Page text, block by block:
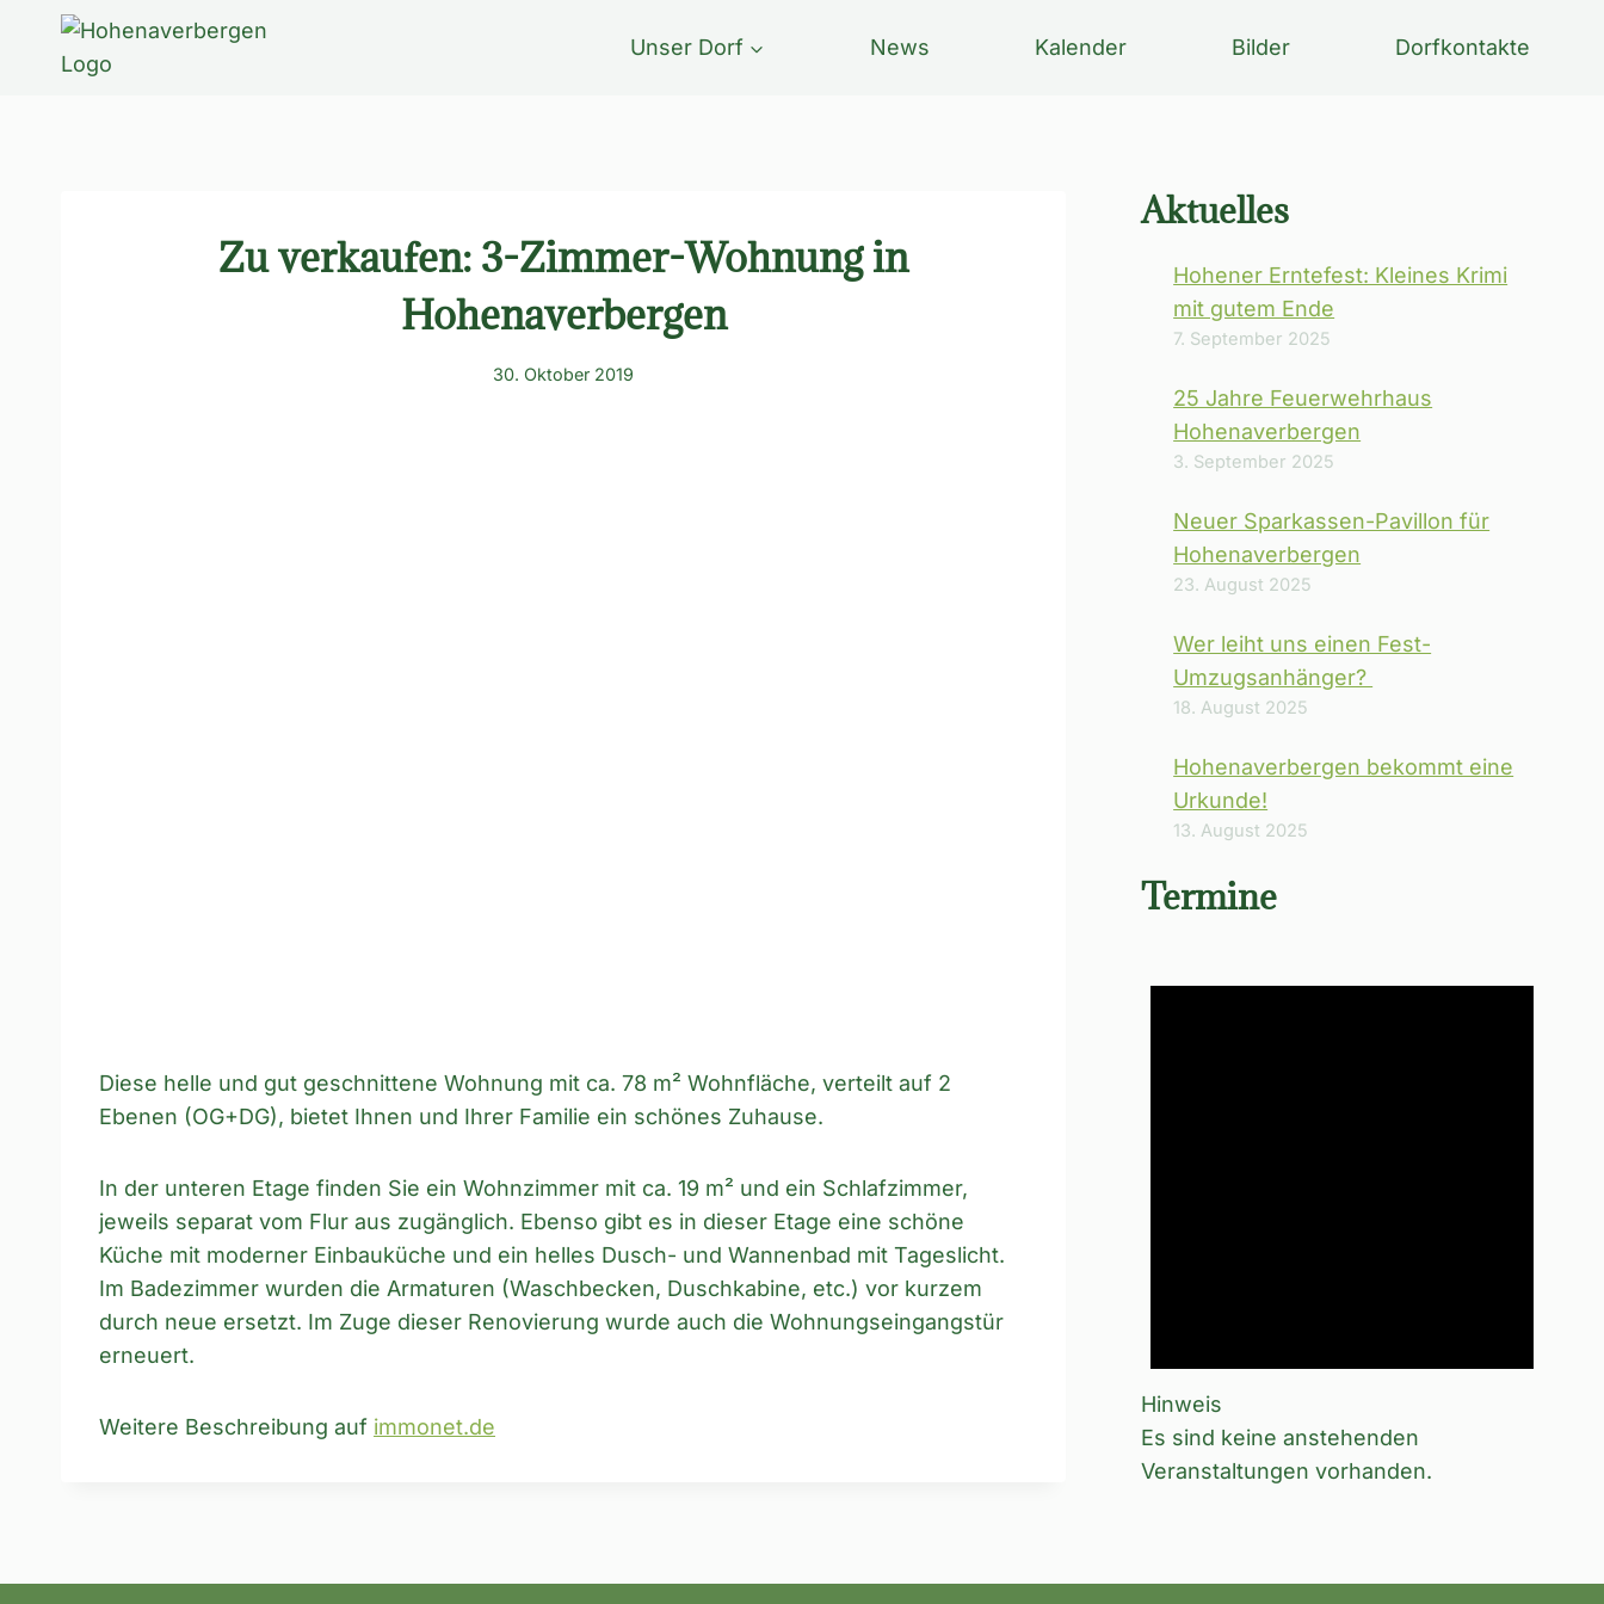
springen
Unser Dorf News Kalender Bilder Dorfkontakte
Zu verkaufen: 3-Zimmer-Wohnung in
Hohenaverbergen
30. Oktober 2019
Diese helle und gut geschnittene Wohnung mit ca. 78 m² Wohnfläche, verteilt auf 2
Ebenen (OG+DG), bietet Ihnen und Ihrer Familie ein schönes Zuhause.
In der unteren Etage finden Sie ein Wohnzimmer mit ca. 19 m² und ein Schlafzimmer,
jeweils separat vom Flur aus zugänglich. Ebenso gibt es in dieser Etage eine schöne
Küche mit moderner Einbauküche und ein helles Dusch- und Wannenbad mit Tageslicht.
Im Badezimmer wurden die Armaturen (Waschbecken, Duschkabine, etc.) vor kurzem
durch neue ersetzt. Im Zuge dieser Renovierung wurde auch die Wohnungseingangstür
erneuert.
Weitere Beschreibung auf immonet.de
Aktuelles
Hohener Erntefest: Kleines Krimi
mit gutem Ende
7. September 2025
25 Jahre Feuerwehrhaus
Hohenaverbergen
3. September 2025
Neuer Sparkassen-Pavillon für
Hohenaverbergen
23. August 2025
Wer leiht uns einen Fest-
Umzugsanhänger?
18. August 2025
Hohenaverbergen bekommt eine
Urkunde!
13. August 2025
Termine
Hinweis
Es sind keine anstehenden
Veranstaltungen vorhanden.